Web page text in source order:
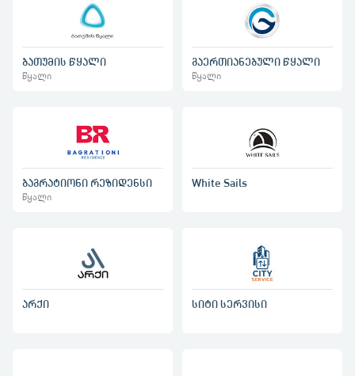
ბათუმის წყალი
წყალი
გაერთიანებული წყალი
წყალი
ბაგრატიონი რეზიდენსი
წყალი
White Sails
არქი სიტი სერვისი